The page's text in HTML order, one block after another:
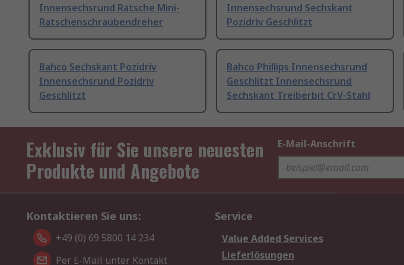
Innensechsrund Ratsche Mini-
Ratschenschraubendreher
Innensechsrund Sechskant
Pozidriv Geschlitzt
Bahco Sechskant Pozidriv
Innensechsrund Pozidriv
Geschlitzt
Bahco Phillips Innensechsrund
Geschlitzt Innensechsrund
Sechskant Treiberbit CrV-Stahl
Exklusiv für Sie unsere neuesten
Produkte und Angebote
E-Mail-Anschrift
Kontaktieren Sie uns:
+49 (0) 69 5800 14 234
Per E-Mail unter Kontakt
Service
Value Added Services
Lieferlösungen